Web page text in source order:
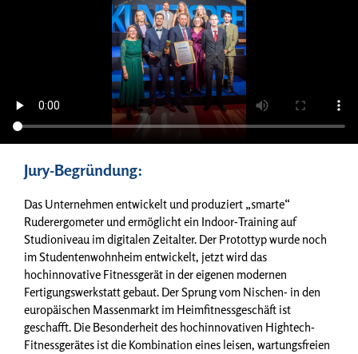
Jury-Begründung:
Das Unternehmen entwickelt und produziert „smarte“
Ruderergometer und ermöglicht ein Indoor-Training auf
Studioniveau im digitalen Zeitalter. Der Protottyp wurde noch
im Studentenwohnheim entwickelt, jetzt wird das
hochinnovative Fitnessgerät in der eigenen modernen
Fertigungswerkstatt gebaut. Der Sprung vom Nischen- in den
europäischen Massenmarkt im Heimfitnessgeschäft ist
geschafft. Die Besonderheit des hochinnovativen Hightech-
Fitnessgerätes ist die Kombination eines leisen, wartungsfreien